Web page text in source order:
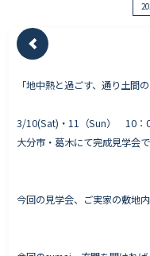
Livesumai 保証について
見学会／モデルハウス
物件情報
「地中熱と過ごす、通り土間
3/10(Sat)・11（Sun） 10：
大分市・葛木にて完成見学会で
今回の見学会、ご実家の敷地